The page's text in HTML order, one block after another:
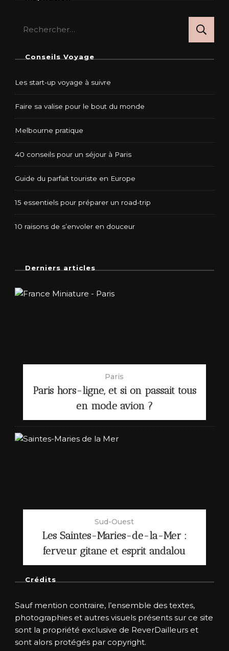
Conseils Voyage
Les start-up voyage à suivre
Faire sa valise pour le bout du monde
Melbourne pratique
40 conseils pour un séjour à Paris
Guide du parfait touriste en Europe
15 essentiels pour préparer un road-trip
10 raisons de s’envoler en douceur
Derniers articles
Paris
Paris hors-ligne, et si on passait tous
en mode avion ?
Sud-Ouest
Les Saintes-Maries-de-la-Mer :
ferveur gitane et esprit andalou
Crédits
Sauf mention contraire, l’ensemble des textes,
photographies et autres visuels présents sur ce site
sont la propriété exclusive de ReverDailleurs et
sont alors protégés par copyright.